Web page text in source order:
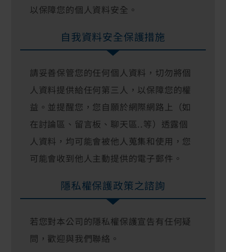
以保障您的個人資料安全。
自我資料安全保護措施
請妥善保管您的任何個人資料，切勿將個
人資料提供給任何第三人，以保障您的權
益。並提醒您，您自願於網際網路上（如
在討論區、留言板、聊天區..等）透露個
人資料，均可能會被他人蒐集和使用，您
可能會收到他人主動提供的電子郵件。
隱私權保護政策之諮詢
若您對本公司的隱私權保護宣告有任何疑
問，歡迎與我們聯絡。